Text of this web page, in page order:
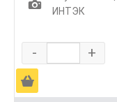
1
ИНТЭК
- +
Ä